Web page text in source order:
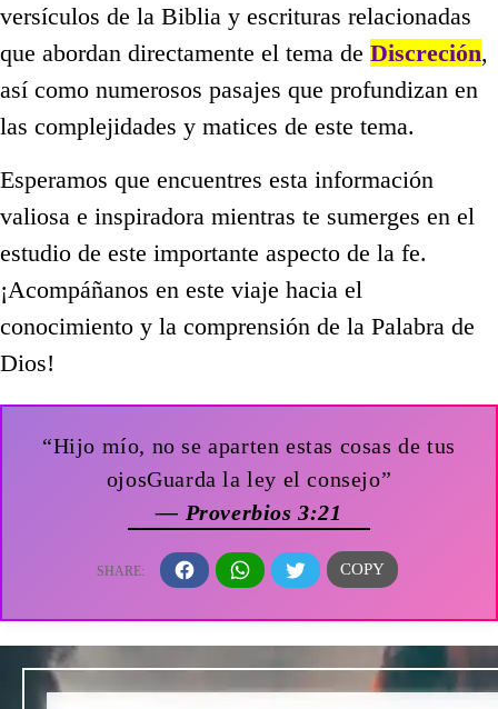
versículos de la Biblia y escrituras relacionadas
que abordan directamente el tema de Discreción,
así como numerosos pasajes que profundizan en
las complejidades y matices de este tema.
Esperamos que encuentres esta información
valiosa e inspiradora mientras te sumerges en el
estudio de este importante aspecto de la fe.
¡Acompáñanos en este viaje hacia el
conocimiento y la comprensión de la Palabra de
Dios!
“Hijo mío, no se aparten estas cosas de tus
ojosGuarda la ley el consejo”
— Proverbios 3:21